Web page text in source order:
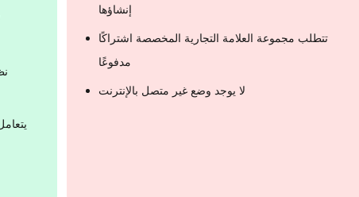
إنشاؤها
تتطلب مجموعة العلامة التجارية المخصصة اشتراكًا
مدفوعًا
لا يوجد وضع غير متصل بالإنترنت